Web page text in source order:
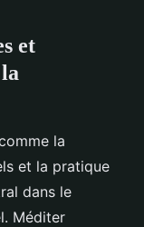
et
la
et la pratique
dans le
Méditer